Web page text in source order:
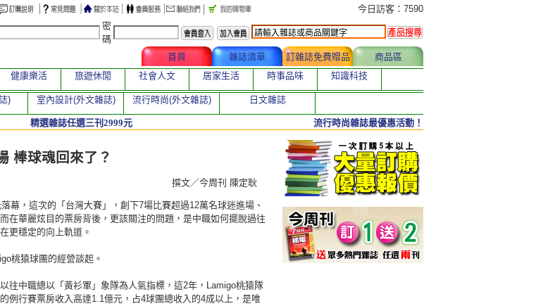
棒球魂回來了？
撰文／今周刊 陳定耿
幕，這次的「台灣大賽」，創下7場比賽超過12萬名球迷進場、
在華麗炫目的票房背後，更該關注的問題，是中職如何擺脫過往
更穩定的向上軌道。
桃猿球團的經營談起。
往中職總以「黃衫軍」象隊為人氣指標，這2年，Lamigo桃猿隊
例行賽票房收入高達1.1億元，占4球團總收入的4成以上，是唯
今日訪客：7590
密
碼
首頁 雜誌清單 訂雜誌免費贈品
商品區
健康樂活 旅遊休閒 社會人文 居家生活 時事品味 知識科技
) 室內設計(外文雜誌) 流行時尚(外文雜誌) 日文雜誌
精選雜誌任選三刊2999元 流行時尚雜誌最優惠活動！